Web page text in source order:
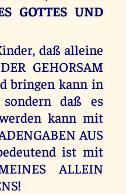
GOTTES UND
daß alleine
GEHORSAM
bringen kann in
daß es
kann mit
AUS
ist mit
ALLEIN